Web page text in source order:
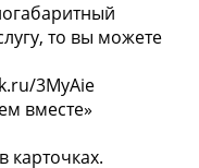
то вы можете
3MyAie
вместе»
карточках.